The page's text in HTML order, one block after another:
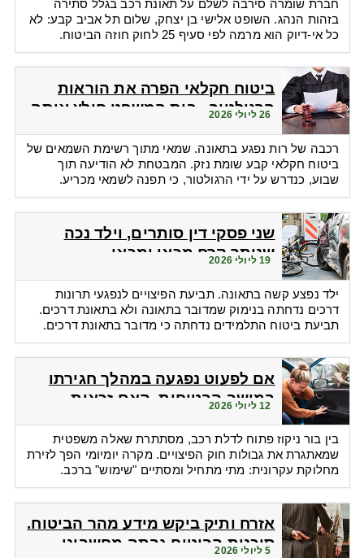
חברת שומרה סירבה לשלם על תאונת רכב בגלל סתירה
בזהות הנהג. השופט אלישי בן יצחק, שלום תל אביב קבע: לא
כל אי-דיוק הוא מרמה לפי סעיף 25 לחוק חוזה הביטוח.
ביטוח חקלאי הפרה את הוראות
הרגולטור - בית המשפט חילץ אותה
26 ליולי 2026
רכבה של רות נפגע בתאונה. שמאי מתוך רשימת השמאים של
ביטוח חקלאי קבע שומת נזק. המבטחת לא הודיעה תוך
שבוע, כנדרש על ידי הרגולטור, כי תפנה לשמאי מכריע.
שני פסקי דין סותרים, וילד נכה
שנותר קרח מכאן ומכאן
19 ליולי 2026
ילד נפצע קשה בתאונה. תביעת הפיצויים לנפגעי תרונות
דרכים נדחתה בנימוק שמדובר בתאונה ולא בתאונת דרכים.
תביעת ביטוח התלמידים נדחתה כי מדובר בתאונת דרכים.
אם לפעוט נפגעה במהלך חגירתו
במושב הבטיחות. האם זכאית
12 ליולי 2026
בין בור ניקוז פתוח לדלת רכב, מסתתרת שאלה משפטית
שמאתגרת את גבולות חוק הפיצויים. מקרה יומיומי הפך לזירת
מחלוקת עקרונית: מתי מתחיל ומסתיים "שימוש" ברכב.
אזרח ותיק ביקש מידע מהר הביטוח.
סוכנות הביטוח גבתה מחשבונו
5 ליולי 2026